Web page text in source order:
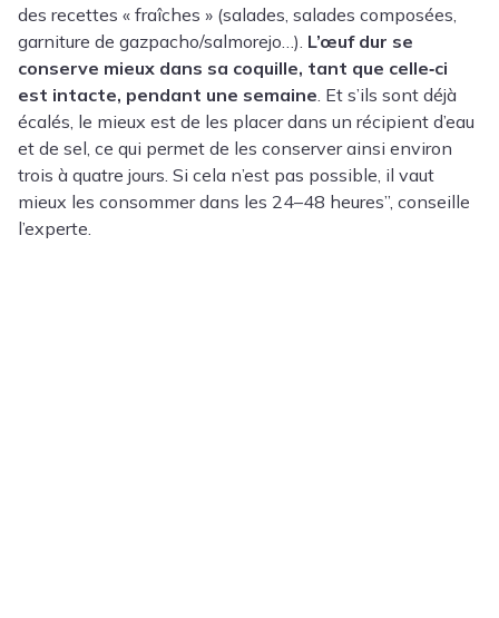
des recettes « fraîches » (salades, salades composées,
garniture de gazpacho/salmorejo…). L’œuf dur se
conserve mieux dans sa coquille, tant que celle‑ci
est intacte, pendant une semaine . Et s’ils sont déjà
écalés, le mieux est de les placer dans un récipient d’eau
et de sel, ce qui permet de les conserver ainsi environ
trois à quatre jours. Si cela n’est pas possible, il vaut
mieux les consommer dans les 24–48 heures”, conseille
l’experte.